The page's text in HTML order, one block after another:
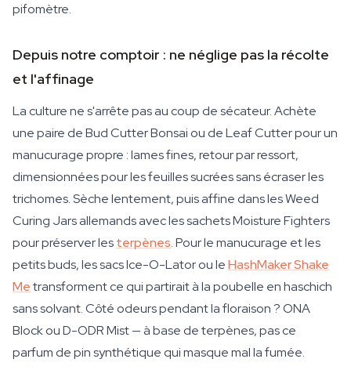
pifomètre.
Depuis notre comptoir : ne néglige pas la récolte
et l'affinage
La culture ne s'arrête pas au coup de sécateur. Achète
une paire de Bud Cutter Bonsai ou de Leaf Cutter pour un
manucurage propre : lames fines, retour par ressort,
dimensionnées pour les feuilles sucrées sans écraser les
trichomes. Sèche lentement, puis affine dans les Weed
Curing Jars allemands avec les sachets Moisture Fighters
pour préserver lesterpènes. Pour le manucurage et les
petits buds, les sacs Ice-O-Lator ou leHashMaker Shake
Metransforment ce qui partirait à la poubelle en haschich
sans solvant. Côté odeurs pendant la floraison ? ONA
Block ou D-ODR Mist — à base de terpènes, pas ce
parfum de pin synthétique qui masque mal la fumée.